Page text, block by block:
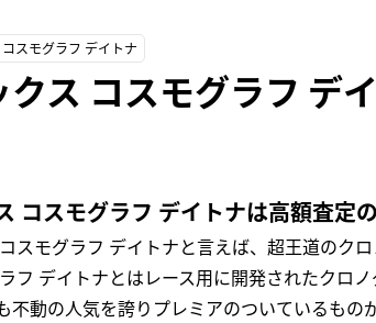
コスモグラフ デイトナ
クス コスモグラフ デ
コスモグラフ デイトナは高額査定
スモグラフ デイトナと言えば、超王道のク
フ デイトナとはレース用に開発されたクロ
不動の人気を誇りプレミアのついているも